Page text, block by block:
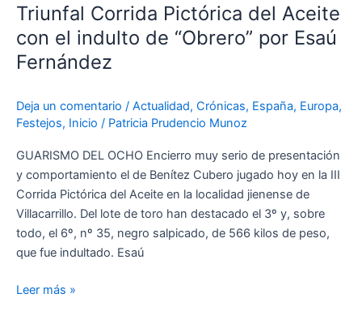
Triunfal Corrida Pictórica del Aceite
con el indulto de “Obrero” por Esaú
Fernández
Deja un comentario / Actualidad, Crónicas, España, Europa,
Festejos, Inicio / Patricia Prudencio Munoz
GUARISMO DEL OCHO Encierro muy serio de presentación
y comportamiento el de Benítez Cubero jugado hoy en la III
Corrida Pictórica del Aceite en la localidad jienense de
Villacarrillo. Del lote de toro han destacado el 3º y, sobre
todo, el 6º, nº 35, negro salpicado, de 566 kilos de peso,
que fue indultado. Esaú
Pictórica
del
Aceite
con
indulto
de
“Obrero”
Esaú
Fernández
Leer más »